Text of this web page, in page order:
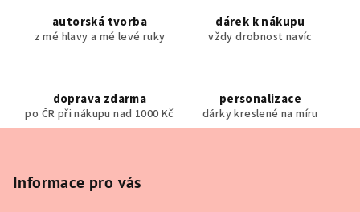
v
autorská tvorba
z mé hlavy a mé levé ruky
dárek k nákupu
vždy drobnost navíc
doprava zdarma
po ČR při nákupu nad 1000 Kč
personalizace
dárky kreslené na míru
Informace pro vás